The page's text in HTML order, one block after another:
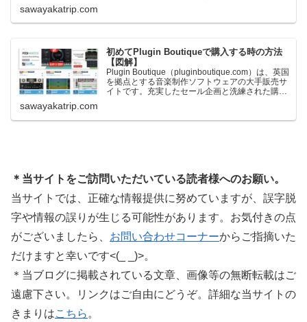
ます。＊無料配布終了予定日：日本時間：
sawayakatrip.com
初めてPlugin Boutiqueで購入する時の方法
【図解】
Plugin Boutique（pluginboutique.com）は、英国
を拠点とする音楽制作ソフトウェアの大手販売サ
イトです。充実したセール企画と洗練された購入
に知っておきたいこと価格表示に…
sawayakatrip.com
＊当サイトをご訪問いただいている読者様へのお願い。
当サイトでは、正確な情報提供に努めていますが、誤字脱
字や情報の誤りが生じる可能性があります。お気付きの点
がございましたら、 お問い合わせコーナーからご指摘いた
だけますと幸いです<(_ _)>。
＊当ブログに掲載されている文章、画像等の無断転載はご
遠慮下さい。リンクはご自由にどうぞ。詳細な当サイトの
きまりはこちら。